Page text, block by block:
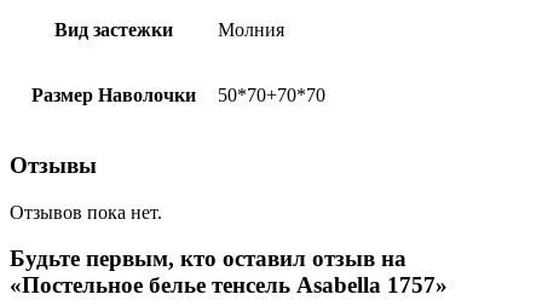
Вид застежки Молния
Размер Наволочки 50*70+70*70
Отзывы
Отзывов пока нет.
Будьте первым, кто оставил отзыв на
«Постельное белье тенсель Asabella 1757»